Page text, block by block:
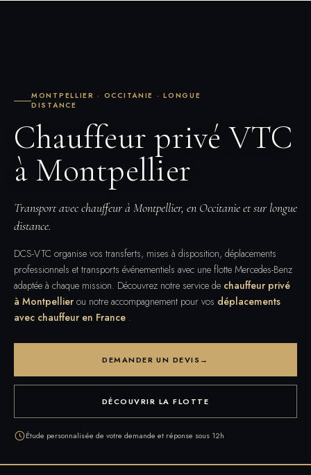
MONTPELLIER · OCCITANIE · LONGUE
DISTANCE
Chauffeur privé VTC
à Montpellier
Transport avec chauffeur à Montpellier, en Occitanie et sur longue
distance.
DCS-VTC organise vos transferts, mises à disposition, déplacements
professionnels et transports événementiels avec une flotte Mercedes-Benz
adaptée à chaque mission. Découvrez notre service de chauffeur privé
à Montpellier ou notre accompagnement pour vos déplacements
avec chauffeur en France .
DEMANDER UN DEVIS →
DÉCOUVRIR LA FLOTTE
Étude personnalisée de votre demande et réponse sous 12h